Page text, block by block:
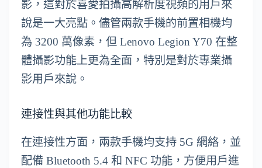
影，這對於喜愛拍攝高解析度視頻的用戶來
說是一大亮點。儘管兩款手機的前置相機均
為 3200 萬像素，但 Lenovo Legion Y70 在整
體攝影功能上更為全面，特別是對於專業攝
影用戶來說。
連接性與其他功能比較
在連接性方面，兩款手機均支持 5G 網絡，並
配備 Bluetooth 5.4 和 NFC 功能，方便用戶進